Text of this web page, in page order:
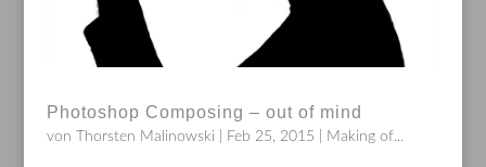
Photoshop Composing – out of mind
von Thorsten Malinowski Feb 25, 2015 Making of...